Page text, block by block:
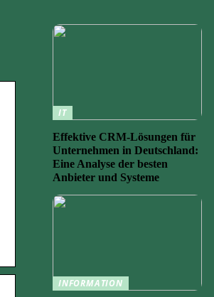
IT
Effektive CRM-Lösungen für
Unternehmen in Deutschland:
Eine Analyse der besten
Anbieter und Systeme
INFORMATION